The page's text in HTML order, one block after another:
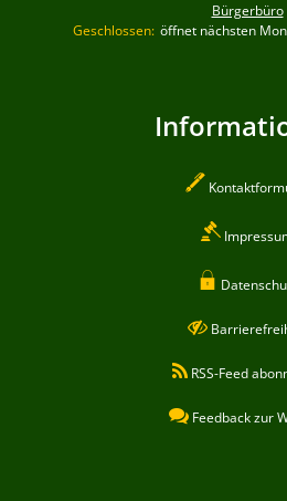
Bürgerbüro
Klicken, um weitere Öffnungs-
Geschlossen: öffnet nächsten
RSS-Feed
Feedback zur